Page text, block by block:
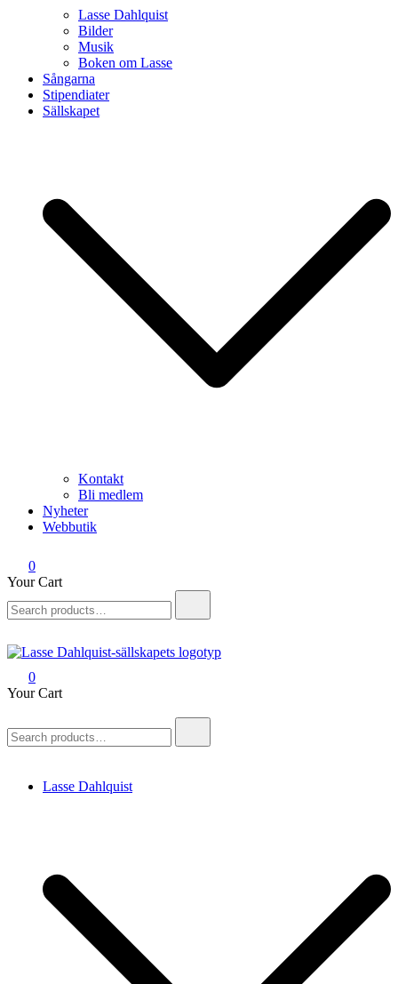
Lasse Dahlquist
Bilder
Musik
Boken om Lasse
Sångarna
Stipendiater
Sällskapet
Kontakt
Bli medlem
Nyheter
Webbutik
0
Your Cart
for:
Lasse Dahlquist-sällskapet
Allt om Lasse Dahlquist – kompositör, musiker, artist, kåsör och
skådespelare
0
Your Cart
for:
Lasse Dahlquist